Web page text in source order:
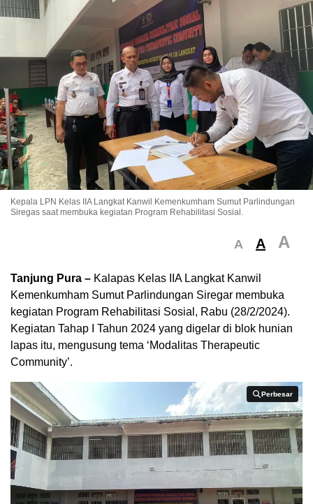
Kepala LPN Kelas IIA Langkat Kanwil Kemenkumham Sumut Parlindungan
Siregas saat membuka kegiatan Program Rehabilitasi Sosial.
A A A
Tanjung Pura – Kalapas Kelas IIA Langkat Kanwil
Kemenkumham Sumut Parlindungan Siregar membuka
kegiatan Program Rehabilitasi Sosial, Rabu (28/2/2024).
Kegiatan Tahap I Tahun 2024 yang digelar di blok hunian
lapas itu, mengusung tema ‘Modalitas Therapeutic
Community’.
Perbesar
Perbesar